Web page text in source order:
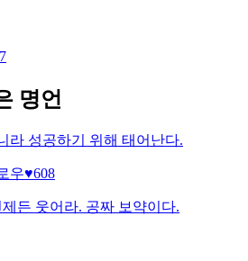
명언
라 성공하기 위해 태어난다.
우♥608
든 웃어라. 공짜 보약이다.